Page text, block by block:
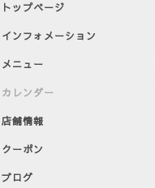
トップページ
インフォメーション
メニュー
カレンダー
店舗情報
クーポン
ブログ